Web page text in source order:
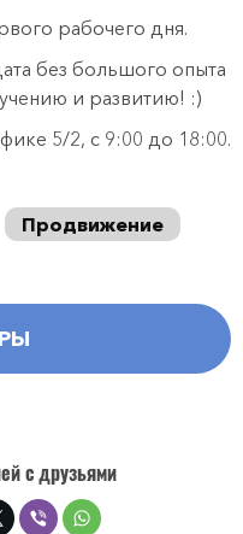
рабочего дня.
без большого опыта
и развитию! :)
5/2, с 9:00 до 18:00.
Продвижение
с друзьями